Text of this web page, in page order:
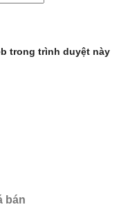
trong trình duyệt này
bán